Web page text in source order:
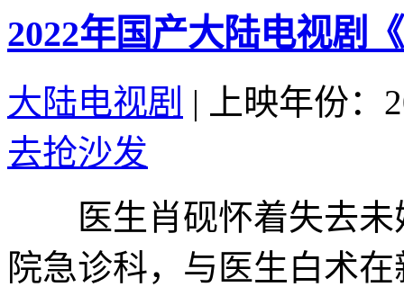
2022年国产大陆电视剧
大陆电视剧 |
上映年份：
去抢沙发
医生肖砚怀着失去未
院急诊科，与医生白术